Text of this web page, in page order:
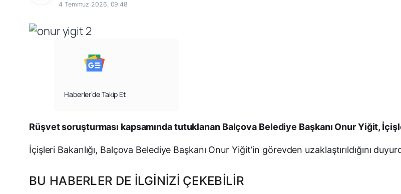
4 Temmuz 2026, 09:48
Haberler’de Takip Et
Rüşvet soruşturması kapsamında tutuklanan Balçova Belediye Başkanı Onur Yiğit,
İçişleri Bakanlığı, Balçova Belediye Başkanı Onur Yiğit’in görevden uzaklaştırıldığını
BU HABERLER DE İLGINIZI ÇEKEBILIR